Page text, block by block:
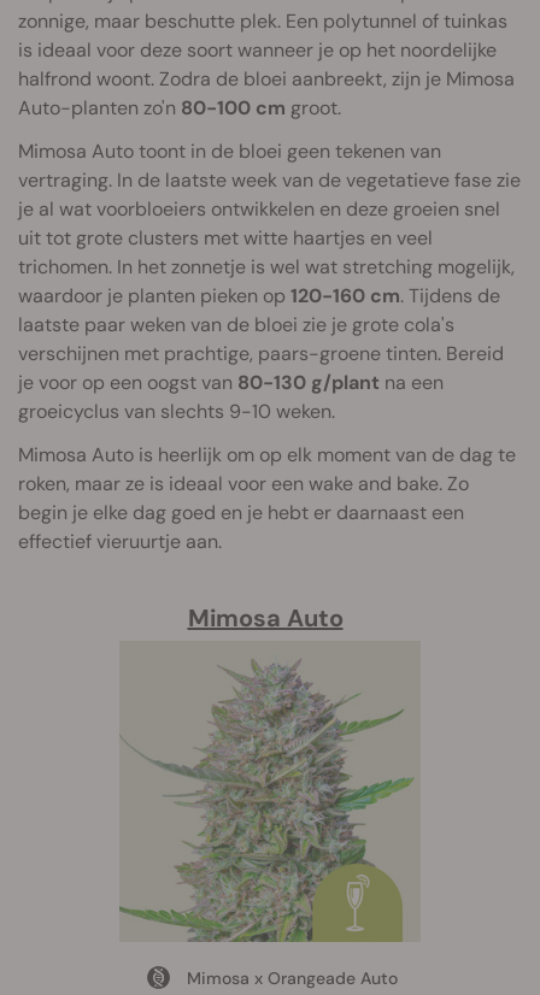
zonnige, maar beschutte plek. Een polytunnel of tuinkas
is ideaal voor deze soort wanneer je op het noordelijke
halfrond woont. Zodra de bloei aanbreekt, zijn je Mimosa
Auto-planten zo'n 80-100 cm groot.
Mimosa Auto toont in de bloei geen tekenen van
vertraging. In de laatste week van de vegetatieve fase zie
je al wat voorbloeiers ontwikkelen en deze groeien snel
uit tot grote clusters met witte haartjes en veel
trichomen. In het zonnetje is wel wat stretching mogelijk,
waardoor je planten pieken op 120-160 cm. Tijdens de
laatste paar weken van de bloei zie je grote cola's
verschijnen met prachtige, paars-groene tinten. Bereid
je voor op een oogst van 80-130 g/plant na een
groeicyclus van slechts 9-10 weken.
Mimosa Auto is heerlijk om op elk moment van de dag te
roken, maar ze is ideaal voor een wake and bake. Zo
begin je elke dag goed en je hebt er daarnaast een
effectief vieruurtje aan.
Mimosa Auto
Mimosa x Orangeade Auto